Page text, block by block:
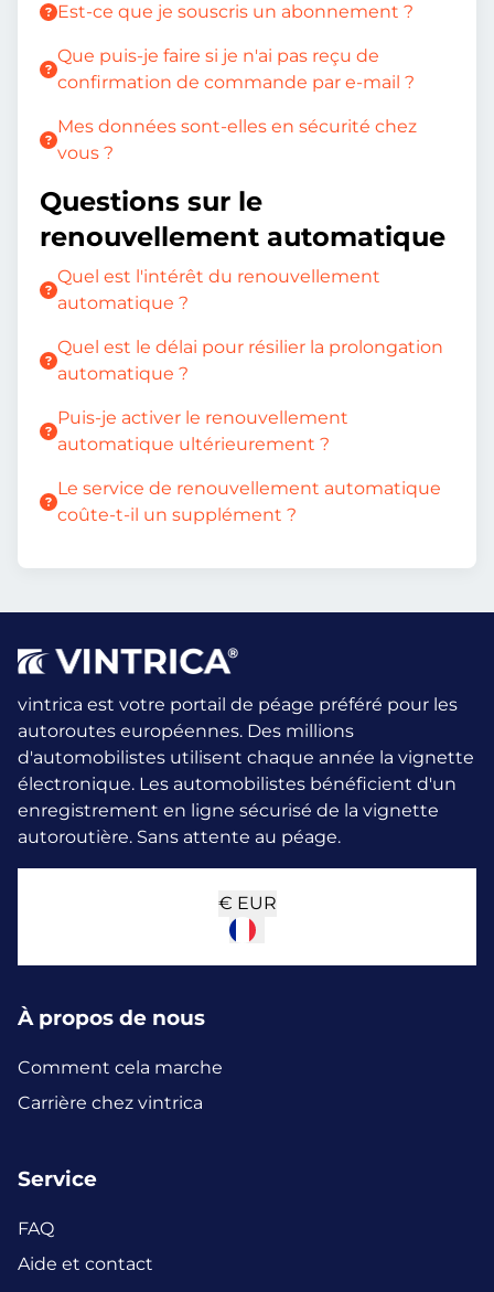
Est-ce que je souscris un abonnement ?
Que puis-je faire si je n'ai pas reçu de
confirmation de commande par e-mail ?
Mes données sont-elles en sécurité chez
vous ?
Questions sur le
renouvellement automatique
Quel est l'intérêt du renouvellement
automatique ?
Quel est le délai pour résilier la prolongation
automatique ?
Puis-je activer le renouvellement
automatique ultérieurement ?
Le service de renouvellement automatique
coûte-t-il un supplément ?
vintrica est votre portail de péage préféré pour les
autoroutes européennes. Des millions
d'automobilistes utilisent chaque année la vignette
électronique. Les automobilistes bénéficient d'un
enregistrement en ligne sécurisé de la vignette
autoroutière. Sans attente au péage.
€ EUR
À propos de nous
Comment cela marche
Carrière chez vintrica
Service
FAQ
Aide et contact